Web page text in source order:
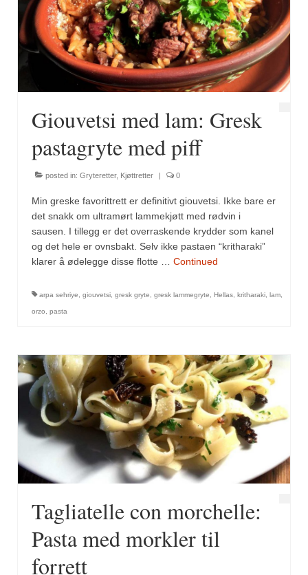
Giouvetsi med lam: Gresk
pastagryte med piff
posted in: Gryteretter, Kjøttretter | 0
Min greske favorittrett er definitivt giouvetsi. Ikke bare er
det snakk om ultramørt lammekjøtt med rødvin i
sausen. I tillegg er det overraskende krydder som kanel
og det hele er ovnsbakt. Selv ikke pastaen “kritharaki”
klarer å ødelegge disse flotte … Continued
arpa sehriye giouvetsi gresk gryte gresk lammegryte Hellas kritharaki lam
orzo pasta
Tagliatelle con morchelle:
Pasta med morkler til
forrett